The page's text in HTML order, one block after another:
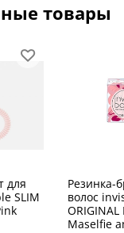
товары
для
SLIM
Резинка-
волос
Maselfie